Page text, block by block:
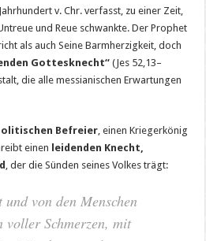
v. Chr. verfasst, zu einer Zeit,
und Reue schwankte. Der Prophet
als auch Seine Barmherzigkeit, doch
Gottesknecht“ (Jes 52,13–
die alle messianischen Erwartungen
Befreier, einen Kriegerkönig
einen leidenden Knecht,
, der die Sünden seines Volkes trägt:
von den Menschen
voller Schmerzen, mit